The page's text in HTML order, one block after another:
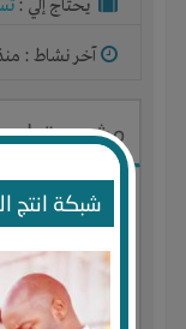
شبكة انتج
يحتاج إلي :
آخر نشاط : منذ 5
مشروع